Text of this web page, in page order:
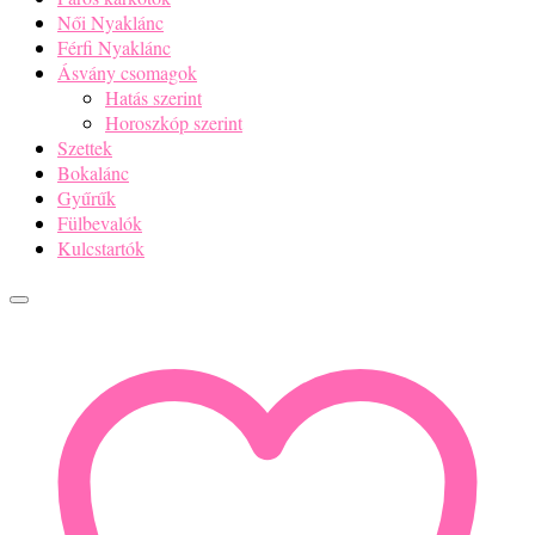
Női Nyaklánc
Férfi Nyaklánc
Ásvány csomagok
Hatás szerint
Horoszkóp szerint
Szettek
Bokalánc
Gyűrűk
Fülbevalók
Kulcstartók